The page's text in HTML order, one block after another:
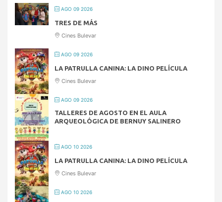
AGO 09 2026
TRES DE MÁS
Cines Bulevar
AGO 09 2026
LA PATRULLA CANINA: LA DINO PELÍCULA
Cines Bulevar
AGO 09 2026
TALLERES DE AGOSTO EN EL AULA
ARQUEOLÓGICA DE BERNUY SALINERO
AGO 10 2026
LA PATRULLA CANINA: LA DINO PELÍCULA
Cines Bulevar
AGO 10 2026